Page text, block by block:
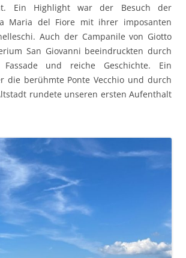
Ein Highlight war der Besuch der
Maria del Fiore mit ihrer imposanten
Auch der Campanile von Giotto
San Giovanni beeindruckten durch
und reiche Geschichte. Ein
die berühmte Ponte Vecchio und durch
rundete unseren ersten Aufenthalt